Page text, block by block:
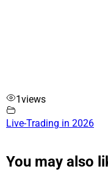
1views
Live-Trading in 2026
You may also